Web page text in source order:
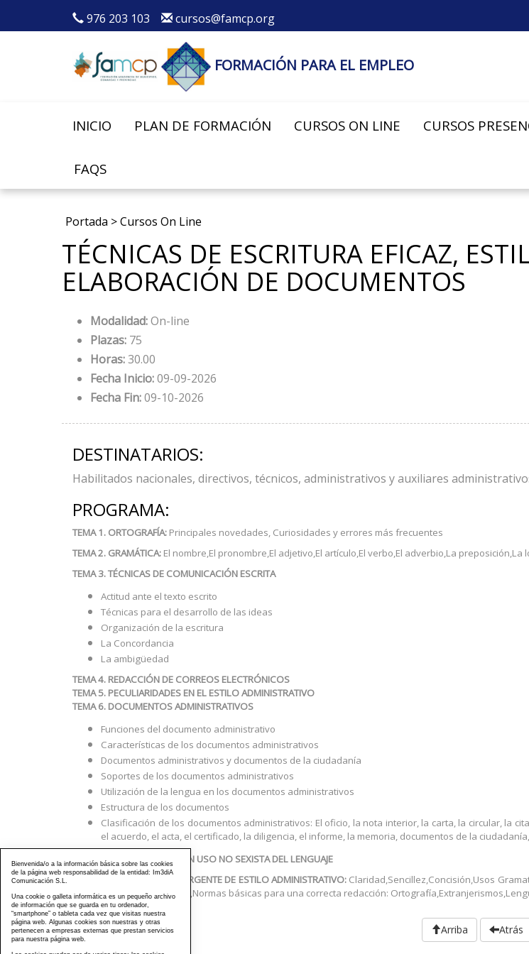
976 203 103 cursos@famcp.org
FORMACIÓN PARA EL EMPLEO
INICIO PLAN DE FORMACIÓN CURSOS ON LINE CURSOS
FAQS
Portada >Cursos On Line
TÉCNICAS DE ESCRITURA EFICAZ,
ELABORACIÓN DE DOCUMENTOS
Modalidad:On-line
Plazas: 75
Horas:30.00
Fecha Inicio:09-09-2026
Fecha Fin:09-10-2026
DESTINATARIOS:
Habilitados nacionales, directivos, técnicos, administrativos y auxiliares
PROGRAMA:
TEMA 1. ORTOGRAFÍA: Principales novedades, Curiosidades y errores más frecuentes
TEMA 2. GRAMÁTICA: El nombre,El pronombre,El adjetivo,El artículo,El verbo,El adverbio,La
TEMA 3. TÉCNICAS DE COMUNICACIÓN ESCRITA
Actitud ante el texto escrito
Técnicas para el desarrollo de las ideas
Organización de la escritura
La Concordancia
La ambigüedad
TEMA 4. REDACCIÓN DE CORREOS ELECTRÓNICOS
TEMA 5. PECULIARIDADES EN EL ESTILO ADMINISTRATIVO
TEMA 6. DOCUMENTOS ADMINISTRATIVOS
Funciones del documento administrativo
Características de los documentos administrativos
Documentos administrativos y documentos de la ciudadanía
Soportes de los documentos administrativos
Utilización de la lengua en los documentos administrativos
Estructura de los documentos
Clasificación de los documentos administrativos: El oficio, la nota interior, la carta, la circular, la
el acuerdo, el acta, el certificado, la diligencia, el informe, la memoria, documentos de la
TEMA 7. CONSEJOS PARA UN USO NO SEXISTA DEL LENGUAJE
TEMA 8. RECORDATORIO URGENTE DE ESTILO ADMINISTRATIVO: Claridad,Sencillez,Concisión,Usos
del lenguaje administrativo,Normas básicas para una correcta redacción:
Arriba Atrás
Bienvenida/o a la información básica sobre las cookies
de la página web responsabilidad de la entidad: Im3diA
Comunicación S.L.
Una cookie o galleta informática es un pequeño archivo
de información que se guarda en tu ordenador,
“smartphone” o tableta cada vez que visitas nuestra
página web. Algunas cookies son nuestras y otras
pertenecen a empresas externas que prestan servicios
para nuestra página web.